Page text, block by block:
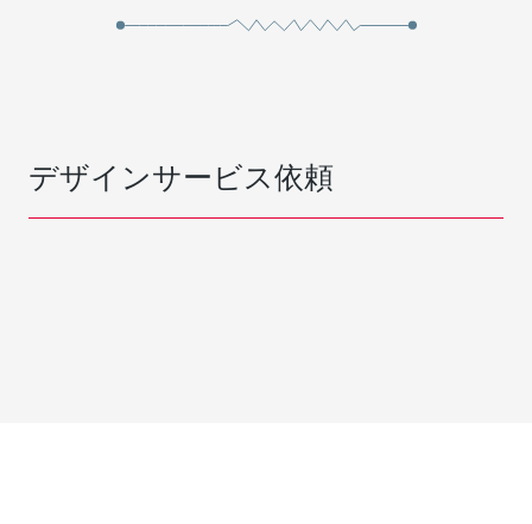
デザインサービス依頼